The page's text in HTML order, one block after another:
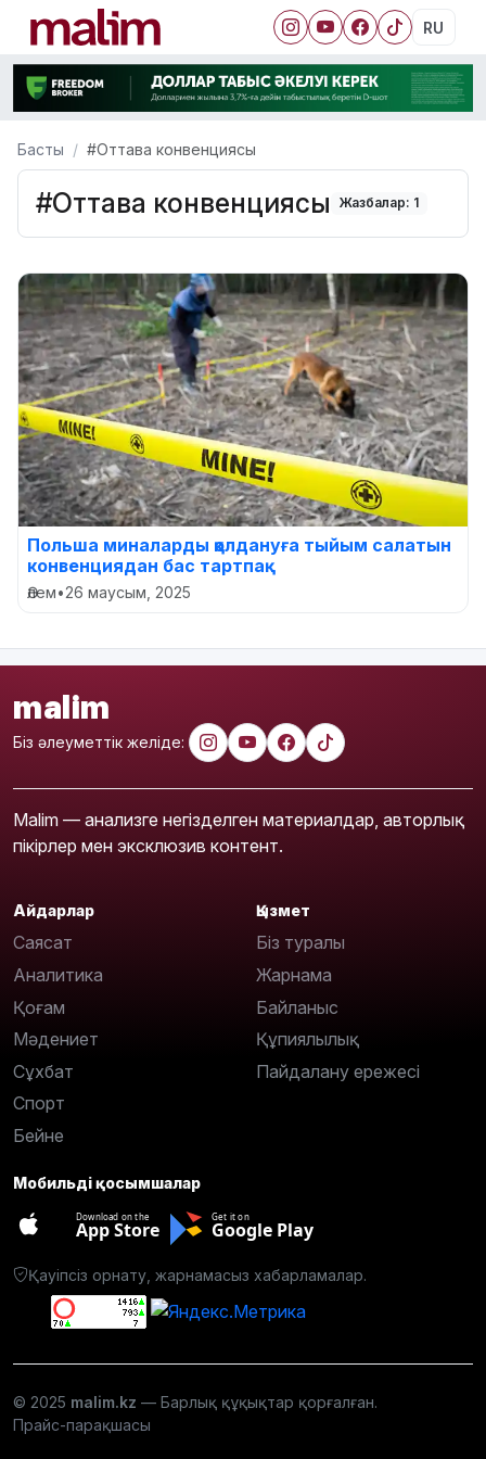
RU
Басты #Оттава конвенциясы
#Оттава конвенциясы Жазбалар: 1
Польша миналарды қолдануға тыйым салатын
конвенциядан бас тартпақ
Әлем•26 маусым, 2025
malim
Біз әлеуметтік желіде:
Malim — анализге негізделген материалдар, авторлық
пікірлер мен эксклюзив контент.
Айдарлар
Саясат
Аналитика
Қоғам
Мәдениет
Сұхбат
Спорт
Бейне
Қызмет
Біз туралы
Жарнама
Байланыс
Құпиялылық
Пайдалану ережесі
Мобильді қосымшалар
Download on the
App Store
Get it on
Google Play
Қауіпсіз орнату, жарнамасыз хабарламалар.
© 2025 malim.kz — Барлық құқықтар қорғалған.
Прайс-парақшасы